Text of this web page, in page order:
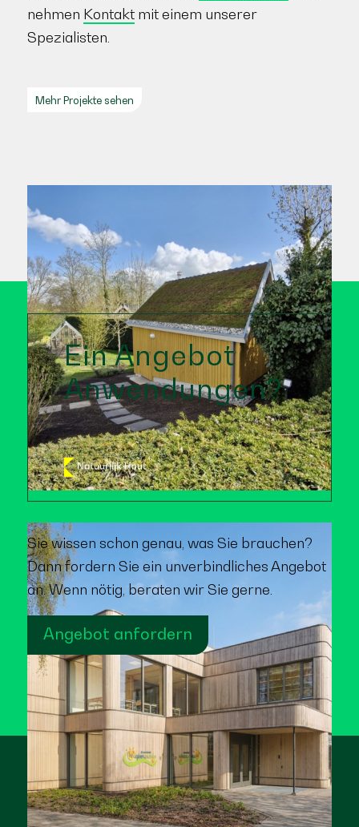
nehmen Kontaktmit einem unserer
Spezialisten.
Mehr Projekte sehen
Ein Angebot
Anwendungen?
Sie wissen schon genau, was Sie brauchen?
Dann fordern Sie ein unverbindliches Angebot
an. Wenn nötig, beraten wir Sie gerne.
Angebot anfordern